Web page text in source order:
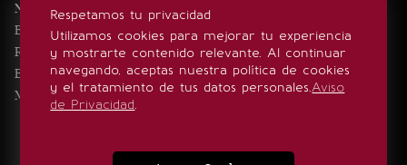
Respetamos tu privacidad
Utilizamos cookies para mejorar tu experiencia
y mostrarte contenido relevante. Al continuar
navegando, aceptas nuestra política de cookies
y el tratamiento de tus datos personales.Aviso
de Privacidad.
Noticias
Eventos
Realeza
Estilo de vida
Minuto x Minuto
SÍGUENOS